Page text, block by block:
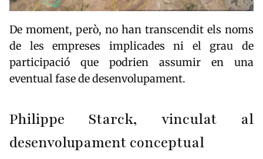
De moment, però, no han transcendit els noms
de les empreses implicades ni el grau de
participació que podrien assumir en una
eventual fase de desenvolupament.
Philippe Starck, vinculat al
desenvolupament conceptual